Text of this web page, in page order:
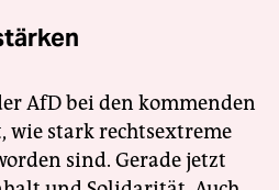
AfD bei den kommenden
wie stark rechtsextreme
sind. Gerade jetzt